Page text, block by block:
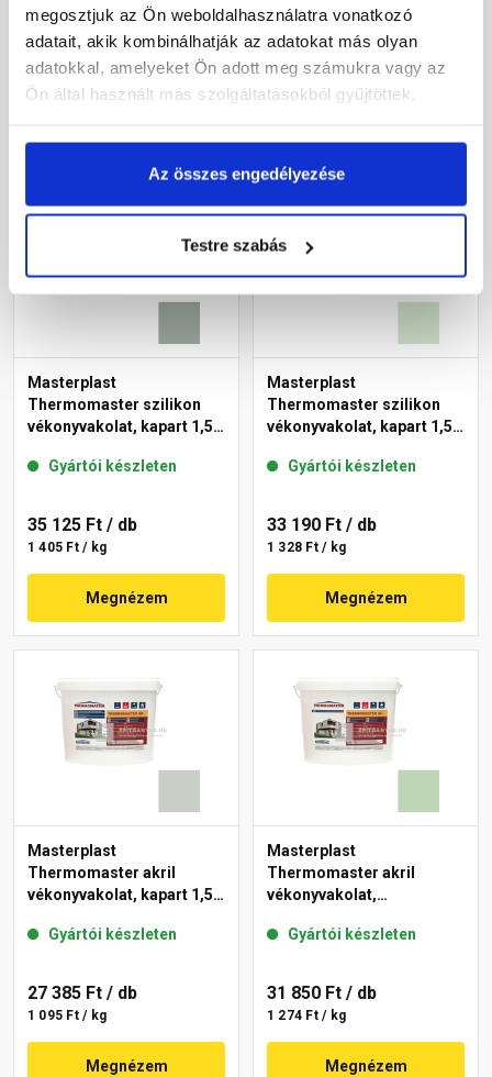
megosztjuk az Ön weboldalhasználatra vonatkozó
adatait, akik kombinálhatják az adatokat más olyan
adatokkal, amelyeket Ön adott meg számukra vagy az
Ön által használt más szolgáltatásokból gyűjtöttek.
Az összes engedélyezése
Testre szabás
33 190 Ft
1 328 Ft / kg
30 660 Ft / db
1 226 Ft / kg
Masterplast
Thermomaster szilikon
vékonyvakolat, kapart 1,5
Gyártói készleten
35 125 Ft / db
1 405 Ft / kg
Megnézem
Masterplast
Thermomaster szilikon
vékonyvakolat, kapart 1,5
Gyártói készleten
33 190 Ft / db
1 328 Ft / kg
Megnézem
Masterplast
Thermomaster akril
vékonyvakolat, kapart 1,5
Gyártói készleten
27 385 Ft / db
1 095 Ft / kg
Megnézem
Masterplast
Thermomaster akril
vékonyvakolat,
41-D 25 kg
Gyártói készleten
31 850 Ft / db
1 274 Ft / kg
Megnézem